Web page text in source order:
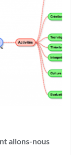
allons-nous